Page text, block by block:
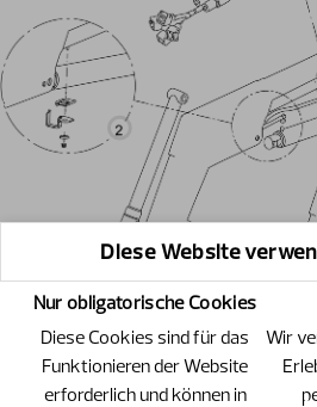
Diese Website
Nur obligatorische Cookies
Diese Cookies sind für das
Funktionieren der Website
erforderlich und können in
Wir